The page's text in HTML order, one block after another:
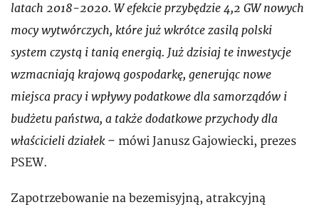
latach 2018-2020. W efekcie przybędzie 4,2 GW nowych
mocy wytwórczych, które już wkrótce zasilą polski
system czystą i tanią energią. Już dzisiaj te inwestycje
wzmacniają krajową gospodarkę, generując nowe
miejsca pracy i wpływy podatkowe dla samorządów i
budżetu państwa, a także dodatkowe przychody dla
właścicieli działek– mówi Janusz Gajowiecki, prezes
PSEW.
Zapotrzebowanie na bezemisyjną, atrakcyjną